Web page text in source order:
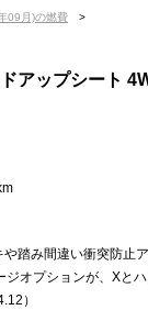
09月)の燃費
>
アップシート
踏み間違い衝突防止
ジオプションが、Xと
）